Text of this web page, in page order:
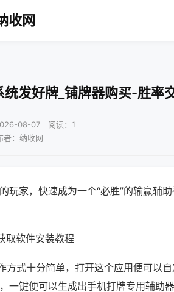
收网
发好牌_铺牌器购买-胜率
08-07｜阅读：1
者：纳收网
玩家，快速成为一个“必胜”的输赢辅
取软件安装教程
方式十分简单，打开这个应用便可以
一键便可以生成出手机打牌专用辅助